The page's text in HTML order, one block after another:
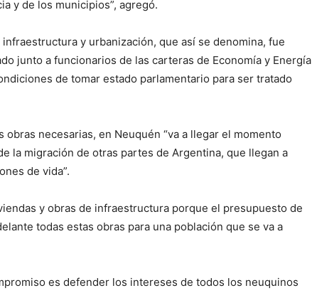
y de los municipios”, agregó.
y urbanización, que así se denomina, fue
junto a funcionarios de las carteras de Economía y Energía
de tomar estado parlamentario para ser tratado
necesarias, en Neuquén “va a llegar el momento
la migración de otras partes de Argentina, que llegan a
de vida”.
y obras de infraestructura porque el presupuesto de
todas estas obras para una población que se va a
es defender los intereses de todos los neuquinos